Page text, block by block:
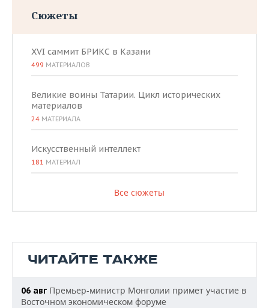
Сюжеты
XVI саммит БРИКС в Казани
499 МАТЕРИАЛОВ
Великие воины Татарии. Цикл исторических
материалов
24 МАТЕРИАЛА
Искусственный интеллект
181 МАТЕРИАЛ
Все сюжеты
ЧИТАЙТЕ ТАКЖЕ
06 авг Премьер-министр Монголии примет участие в
Восточном экономическом форуме